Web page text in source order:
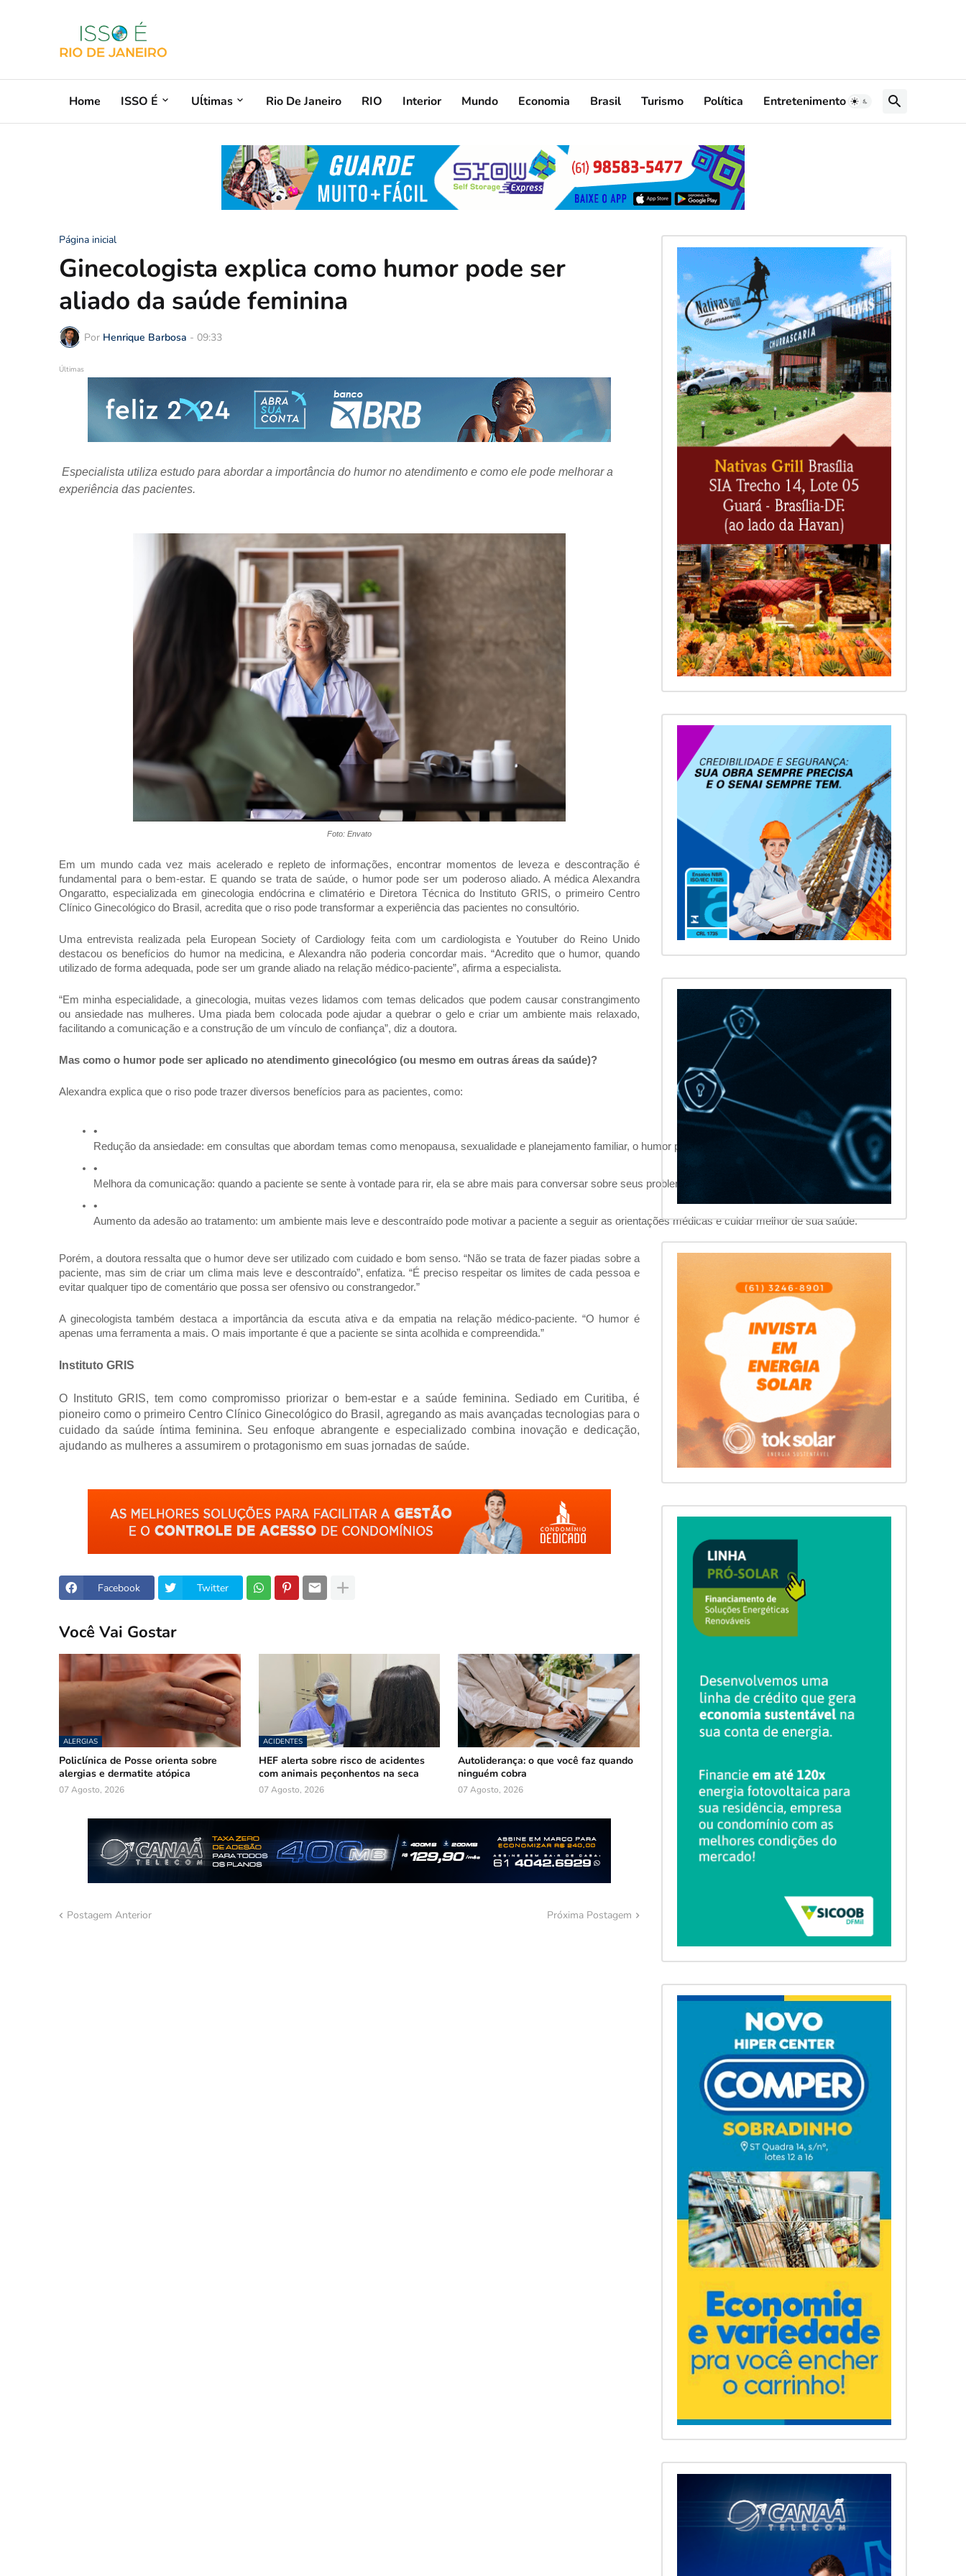
Home ISSO É Uĺtimas Rio De Janeiro RIO Interior Mundo Economia Brasil Turismo Política Entretenimento
Página inicial
Ginecologista explica como humor pode ser
aliado da saúde feminina
Por Henrique Barbosa - 09:33
Últimas
Especialista utiliza estudo para abordar a importância do humor no atendimento e como ele pode melhorar a
experiência das pacientes.
Foto: Envato
Em um mundo cada vez mais acelerado e repleto de informações, encontrar momentos de leveza e descontração é
fundamental para o bem-estar. E quando se trata de saúde, o humor pode ser um poderoso aliado. A médica Alexandra
Ongaratto, especializada em ginecologia endócrina e climatério e Diretora Técnica do Instituto GRIS, o primeiro Centro
Clínico Ginecológico do Brasil, acredita que o riso pode transformar a experiência das pacientes no consultório.
Uma entrevista realizada pela European Society of Cardiology feita com um cardiologista e Youtuber do Reino Unido
destacou os benefícios do humor na medicina, e Alexandra não poderia concordar mais. “Acredito que o humor, quando
utilizado de forma adequada, pode ser um grande aliado na relação médico-paciente”, afirma a especialista.
“Em minha especialidade, a ginecologia, muitas vezes lidamos com temas delicados que podem causar constrangimento
ou ansiedade nas mulheres. Uma piada bem colocada pode ajudar a quebrar o gelo e criar um ambiente mais relaxado,
facilitando a comunicação e a construção de um vínculo de confiança”, diz a doutora.
Mas como o humor pode ser aplicado no atendimento ginecológico (ou mesmo em outras áreas da saúde)?
Alexandra explica que o riso pode trazer diversos benefícios para as pacientes, como:
Redução da ansiedade: em consultas que abordam temas como menopausa, sexualidade e planejamento familiar, o humor pode ajudar a aliviar a tensão e o nervosismo.
Melhora da comunicação: quando a paciente se sente à vontade para rir, ela se abre mais para conversar sobre seus problemas e preocupações.
Aumento da adesão ao tratamento: um ambiente mais leve e descontraído pode motivar a paciente a seguir as orientações médicas e cuidar melhor de sua saúde.
Porém, a doutora ressalta que o humor deve ser utilizado com cuidado e bom senso. “Não se trata de fazer piadas sobre a
paciente, mas sim de criar um clima mais leve e descontraído”, enfatiza. “É preciso respeitar os limites de cada pessoa e
evitar qualquer tipo de comentário que possa ser ofensivo ou constrangedor.”
A ginecologista também destaca a importância da escuta ativa e da empatia na relação médico-paciente. “O humor é
apenas uma ferramenta a mais. O mais importante é que a paciente se sinta acolhida e compreendida.”
Instituto GRIS
O Instituto GRIS, tem como compromisso priorizar o bem-estar e a saúde feminina. Sediado em Curitiba, é
pioneiro como o primeiro Centro Clínico Ginecológico do Brasil, agregando as mais avançadas tecnologias para o
cuidado da saúde íntima feminina. Seu enfoque abrangente e especializado combina inovação e dedicação,
ajudando as mulheres a assumirem o protagonismo em suas jornadas de saúde.
Facebook Twitter
Você Vai Gostar
ALERGIAS
Policlínica de Posse orienta sobre
alergias e dermatite atópica
07 Agosto, 2026
ACIDENTES
HEF alerta sobre risco de acidentes
com animais peçonhentos na seca
07 Agosto, 2026
Autoliderança: o que você faz quando
ninguém cobra
07 Agosto, 2026
Postagem Anterior Próxima Postagem